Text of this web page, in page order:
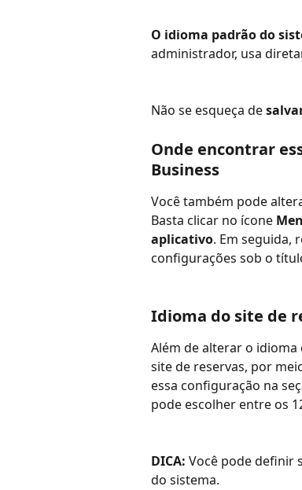
O idioma padrão do
administrador, usa
Não se esqueça de
Onde encontrar
Business
Você também pode
Basta clicar no ícone
aplicativo. Em seguida,
configurações sob o
Idioma do site de
Além de alterar o
site de reservas, por
essa configuração na
pode escolher entre os
DICA: Você pode definir
do sistema.